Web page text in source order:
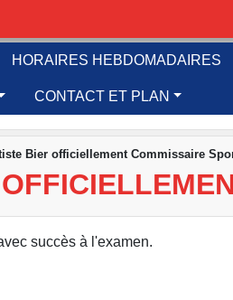
HORAIRES HEBDOMADAIRES
CONTACT ET PLAN
Bier officiellement Commissaire
succès à l'examen.